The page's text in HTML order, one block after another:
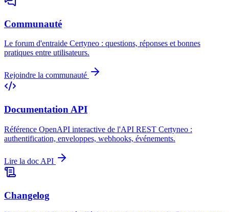
Communauté
Le forum d'entraide Certyneo : questions, réponses et bonnes
pratiques entre utilisateurs.
Rejoindre la communauté
Documentation API
Référence OpenAPI interactive de l'API REST Certyneo :
authentification, enveloppes, webhooks, événements.
Lire la doc API
Changelog